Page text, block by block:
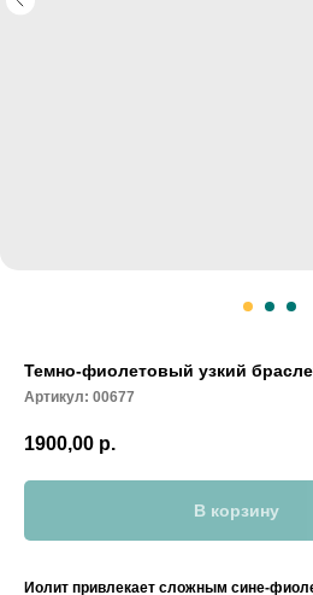
Темно-фиолетовый узкий
Артикул: 00677
1900,00 р.
В корзину
Иолит привлекает сложным сине-